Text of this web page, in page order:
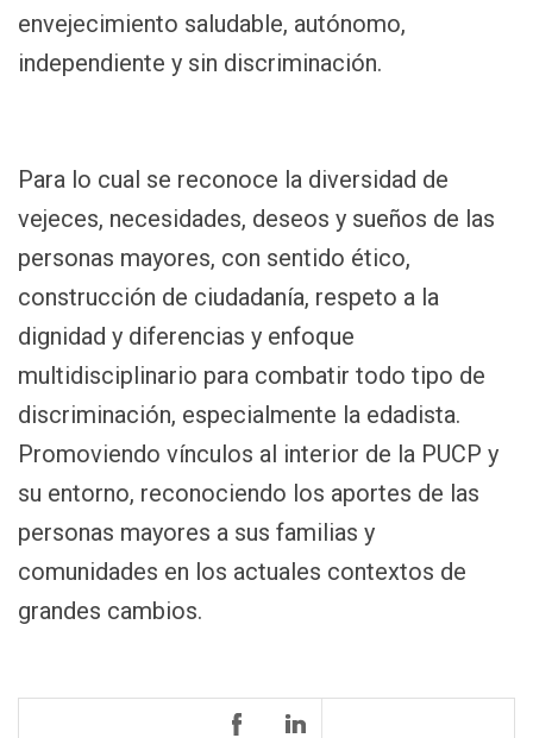
envejecimiento saludable, autónomo,
independiente y sin discriminación.
Para lo cual se reconoce la diversidad de
vejeces, necesidades, deseos y sueños de las
personas mayores, con sentido ético,
construcción de ciudadanía, respeto a la
dignidad y diferencias y enfoque
multidisciplinario para combatir todo tipo de
discriminación, especialmente la edadista.
Promoviendo vínculos al interior de la PUCP y
su entorno, reconociendo los aportes de las
personas mayores a sus familias y
comunidades en los actuales contextos de
grandes cambios.